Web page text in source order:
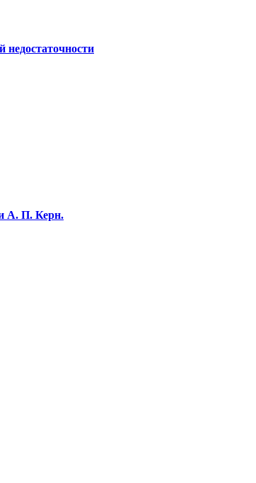
недостаточности
А. П. Керн.